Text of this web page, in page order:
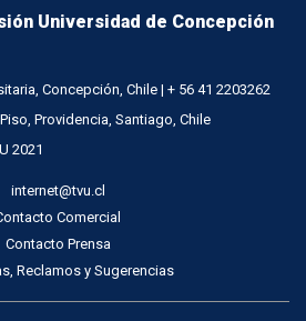
Universidad de Concepción
Concepción, Chile | + 56 41 2203262
Providencia, Santiago, Chile
2021
internet@tvu.cl
Comercial
Contacto Prensa
Reclamos y Sugerencias